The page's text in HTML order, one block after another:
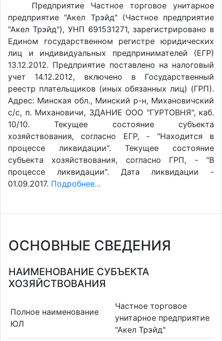
Предприятие Частное торговое унитарное
предприятие "Акел Трэйд" (Частное предприятие
"Акел Трэйд"), УНП 691531271, зарегистрировано в
Едином государственном регистре юридических
лиц и индивидуальных предпринимателей (ЕГР)
13.12.2012. Предприятие поставлено на налоговый
учет 14.12.2012, включено в Государственный
реестр плательщиков (иных обязанных лиц) (ГРП).
Адрес: Минская обл., Минский р-н, Михановичский
с/с, п. Михановичи, ЗДАНИЕ ООО "ГУРТОВНЯ", каб.
10/10. Текущее состояние субъекта
хозяйствования, согласно ЕГР, - "Находится в
процессе ликвидации". Текущее состояние
субъекта хозяйствования, согласно ГРП, - "В
процессе ликвидации". Дата ликвидации -
01.09.2017. Подробнее...
ОСНОВНЫЕ СВЕДЕНИЯ
НАИМЕНОВАНИЕ СУБЪЕКТА
ХОЗЯЙСТВОВАНИЯ
Полное наименование
ЮЛ
Частное торговое
унитарное предприятие
"Акел Трэйд"